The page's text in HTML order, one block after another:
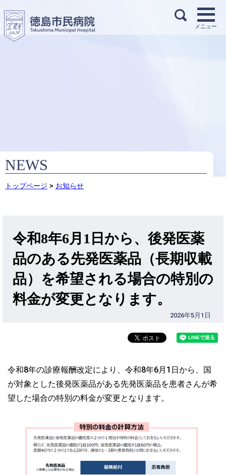
NEWS
トップページ > お知らせ
令和8年6月1日から、後発医薬
品のある先発医薬品（長期収載
品）を希望される場合の特別の
料金が変更となります。
2026年5月1日
令和8年の診療報酬改定により、令和8年6月1日から、国
が対象とした後発医薬品がある先発医薬品を患者さんが希
望した場合の特別の料金が変更となります。